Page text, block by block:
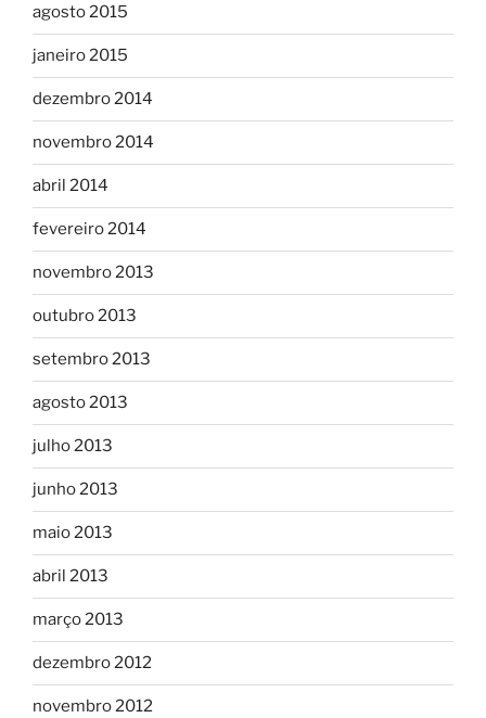
agosto 2015
janeiro 2015
dezembro 2014
novembro 2014
abril 2014
fevereiro 2014
novembro 2013
outubro 2013
setembro 2013
agosto 2013
julho 2013
junho 2013
maio 2013
abril 2013
março 2013
dezembro 2012
novembro 2012